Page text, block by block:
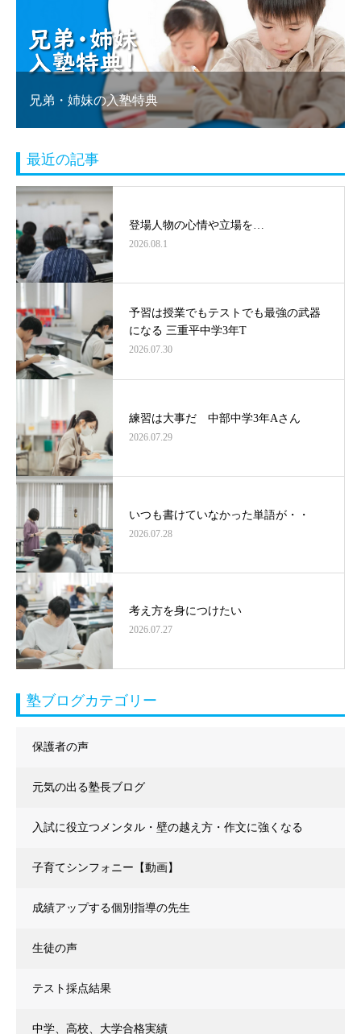
兄弟・姉妹の入塾特典
最近の記事
登場人物の心情や立場を…
2026.08.1
予習は授業でもテストでも最強の武器
になる 三重平中学3年T
2026.07.30
練習は大事だ 中部中学3年Aさん
2026.07.29
いつも書けていなかった単語が・・
2026.07.28
考え方を身につけたい
2026.07.27
塾ブログカテゴリー
保護者の声
元気の出る塾長ブログ
入試に役立つメンタル・壁の越え方・作文に強くなる
子育てシンフォニー【動画】
成績アップする個別指導の先生
生徒の声
テスト採点結果
中学、高校、大学合格実績